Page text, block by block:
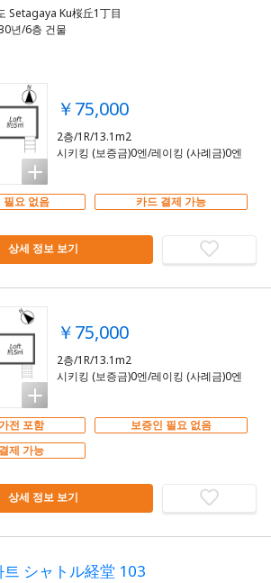
Setagaya Ku桜丘1丁目
년/6층 건물
￥75,000
2층/1R/13.1m2
시키킹 (보증금)0엔/레이킹 (사례금)0엔
필요 없음 카드 결제 가능
상세 정보 보기
￥75,000
2층/1R/13.1m2
시키킹 (보증금)0엔/레이킹 (사례금)0엔
전 포함
보증인 필요 없음
제 가능
상세 정보 보기
트 シャトル経堂 103